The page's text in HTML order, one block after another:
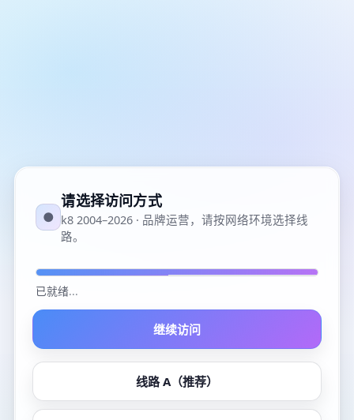
●
请选择访问方式
k8 2004–2026 · 品牌运营，请按网络环境选择线
路。
已就绪...
继续访问
线路 A（推荐）